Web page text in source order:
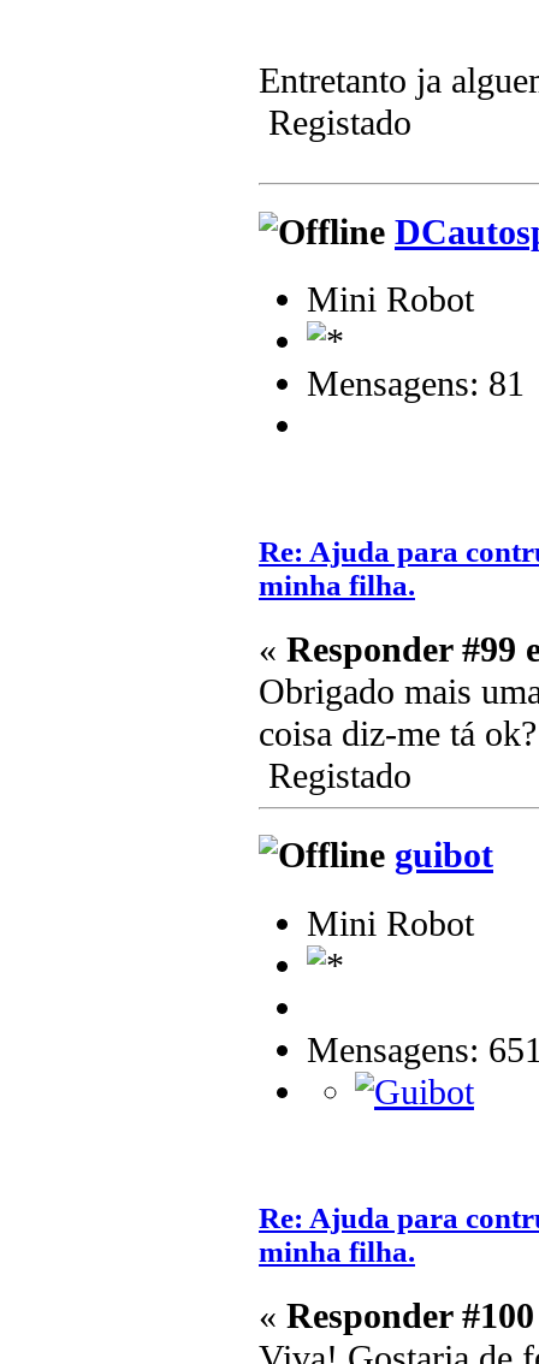
Entretanto ja
Registado
Mini Robot
Mensagens: 81
Re: Ajuda para
minha filha.
« Responder #99
Obrigado mais
coisa diz-me tá
Registado
guibot
Mini Robot
Mensagens:
Re: Ajuda para
minha filha.
« Responder